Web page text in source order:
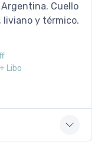
Cuello
y térmico.
Libo